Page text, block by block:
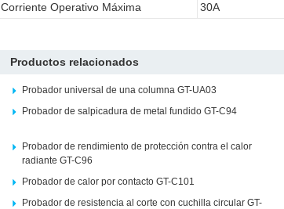
Corriente Operativo Máxima
30A
Productos relacionados
Probador universal de una columna GT-UA03
Probador de salpicadura de metal fundido GT-C94
Probador de rendimiento de protección contra el calor
radiante GT-C96
Probador de calor por contacto GT-C101
Probador de resistencia al corte con cuchilla circular GT-